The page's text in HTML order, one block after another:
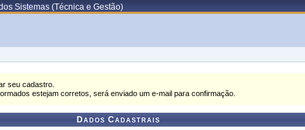
Sistemas (Técnica e Gestão)
seu cadastro.
estejam corretos, será enviado um e-mail para confirmação.
Dados Cadastrais